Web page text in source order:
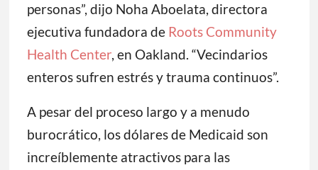
personas”, dijo Noha Aboelata, directora
ejecutiva fundadora de Roots Community
Health Center, en Oakland. “Vecindarios
enteros sufren estrés y trauma continuos”.
A pesar del proceso largo y a menudo
burocrático, los dólares de Medicaid son
increíblemente atractivos para las